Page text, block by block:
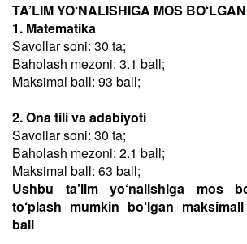
TA’LIM YO‘NALISHIGA MOS
1. Matematika
Savollar soni: 30 ta;
Baholash mezoni: 3.1 ball;
Maksimal ball: 93 ball;
2. Ona tili va adabiyoti
Savollar soni: 30 ta;
Baholash mezoni: 2.1 ball;
Maksimal ball: 63 ball;
Ushbu ta’lim yo‘nalishiga mos
to‘plash mumkin bo‘lgan
ball